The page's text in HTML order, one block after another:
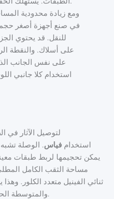
ومع زيادة محدودية
للنقل. قد يحتوي
على أسلاك. والنقطة
على نفس الجانب
استخدام كلا جانبي
لتوصيل الآثار في
استخدام فياس. الوصلة تشبه
يمكن تحجيمها لربط طبقات
مساحة الثقب الكامل
ثنائي الفينيل متعدد الكلور.
والمتوسطة الحجم في نفس البصمة بسهولة أكبر.